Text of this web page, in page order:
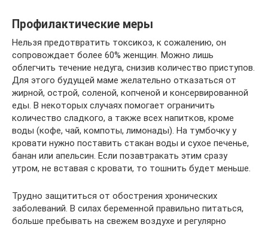
Профилактические меры
Нельзя предотвратить токсикоз, к сожалению, он
сопровождает более 60% женщин. Можно лишь
облегчить течение недуга, снизив количество приступов.
Для этого будущей маме желательно отказаться от
жирной, острой, соленой, копченой и консервированной
еды. В некоторых случаях помогает ограничить
количество сладкого, а также всех напитков, кроме
воды (кофе, чай, компоты, лимонады). На тумбочку у
кровати нужно поставить стакан воды и сухое печенье,
банан или апельсин. Если позавтракать этим сразу
утром, не вставая с кровати, то тошнить будет меньше.
Трудно защититься от обострения хронических
заболеваний. В силах беременной правильно питаться,
больше пребывать на свежем воздухе и регулярно